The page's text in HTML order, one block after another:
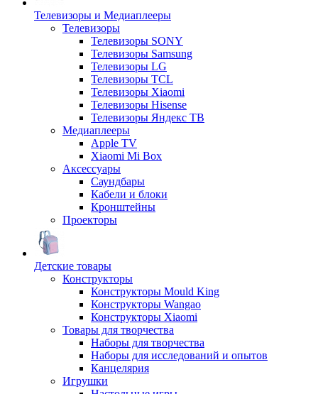
Телевизоры и Медиаплееры
Телевизоры
Телевизоры SONY
Телевизоры Samsung
Телевизоры LG
Телевизоры TCL
Телевизоры Xiaomi
Телевизоры Hisense
Телевизоры Яндекс ТВ
Медиаплееры
Apple TV
Xiaomi Mi Box
Аксессуары
Саундбары
Кабели и блоки
Кронштейны
Проекторы
Детские товары
Конструкторы
Конструкторы Mould King
Конструкторы Wangao
Конструкторы Xiaomi
Товары для творчества
Наборы для творчества
Наборы для исследований и опытов
Канцелярия
Игрушки